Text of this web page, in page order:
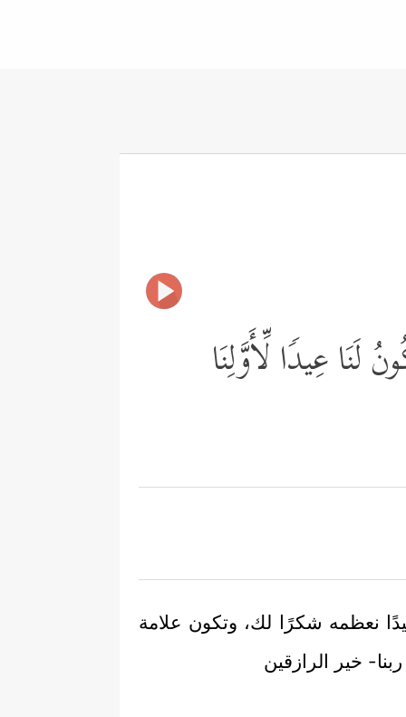
لَنَا عِیدࣰا لِّأَوَّلِنَا
نعظمه شكرًا لك، وتكون علامة
خير الرازقين